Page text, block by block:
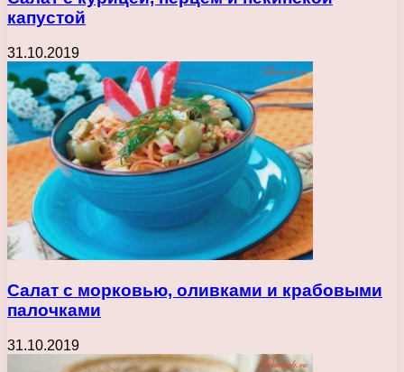
капустой
31.10.2019
Салат с морковью, оливками и крабовыми
палочками
31.10.2019